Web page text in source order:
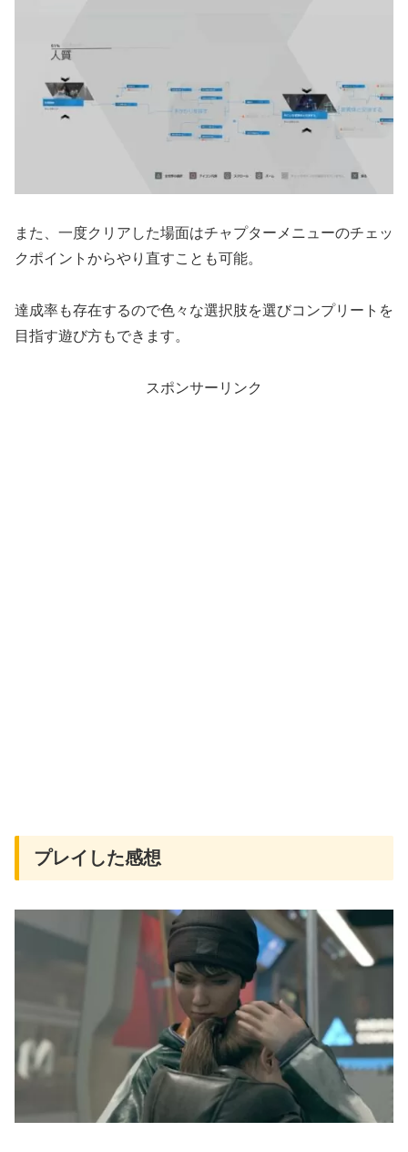
また、一度クリアした場面はチャプターメニューのチェッ
クポイントからやり直すことも可能。
達成率も存在するので色々な選択肢を選びコンプリートを
目指す遊び方もできます。
スポンサーリンク
プレイした感想